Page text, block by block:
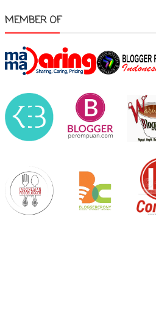
MEMBER OF